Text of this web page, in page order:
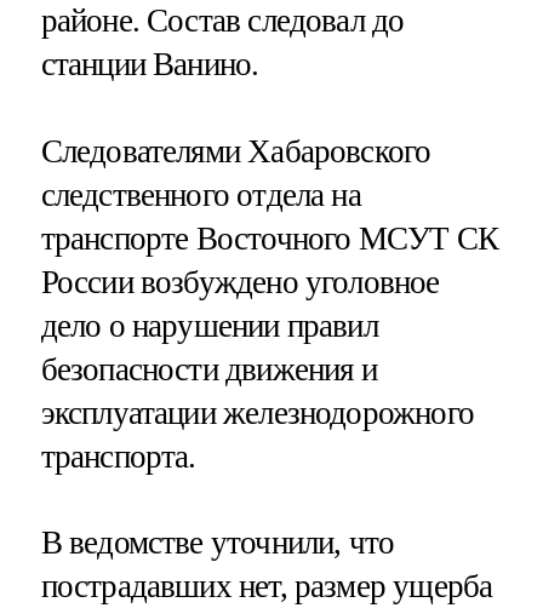
районе. Состав следовал до
станции Ванино.
Следователями Хабаровского
следственного отдела на
транспорте Восточного МСУТ СК
России возбуждено уголовное
дело о нарушении правил
безопасности движения и
эксплуатации железнодорожного
транспорта.
В ведомстве уточнили, что
пострадавших нет, размер ущерба